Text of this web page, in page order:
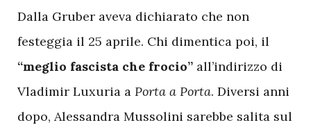
Dalla Gruber aveva dichiarato che non
festeggia il 25 aprile. Chi dimentica poi, il
“meglio fascista che frocio” all’indirizzo di
Vladimir Luxuria a Porta a Porta. Diversi anni
dopo, Alessandra Mussolini sarebbe salita sul